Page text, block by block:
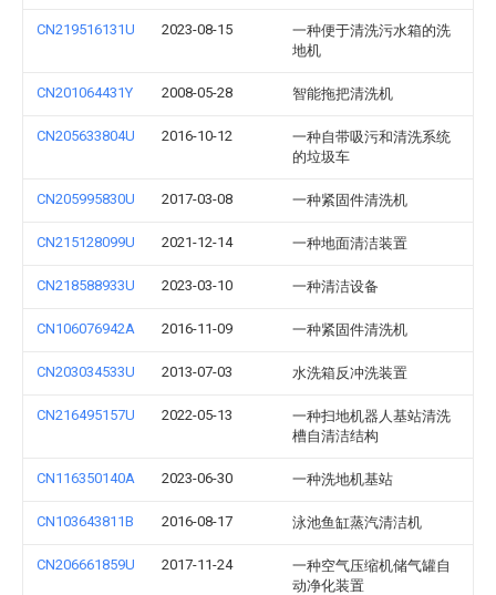
CN219516131U 2023-08-15
一种便于清洗污水箱的洗
地机
CN201064431Y 2008-05-28 智能拖把清洗机
CN205633804U 2016-10-12
一种自带吸污和清洗系统
的垃圾车
CN205995830U 2017-03-08 一种紧固件清洗机
CN215128099U 2021-12-14 一种地面清洁装置
CN218588933U 2023-03-10 一种清洁设备
CN106076942A 2016-11-09 一种紧固件清洗机
CN203034533U 2013-07-03 水洗箱反冲洗装置
CN216495157U 2022-05-13
一种扫地机器人基站清洗
槽自清洁结构
CN116350140A 2023-06-30 一种洗地机基站
CN103643811B 2016-08-17 泳池鱼缸蒸汽清洁机
CN206661859U 2017-11-24
一种空气压缩机储气罐自
动净化装置